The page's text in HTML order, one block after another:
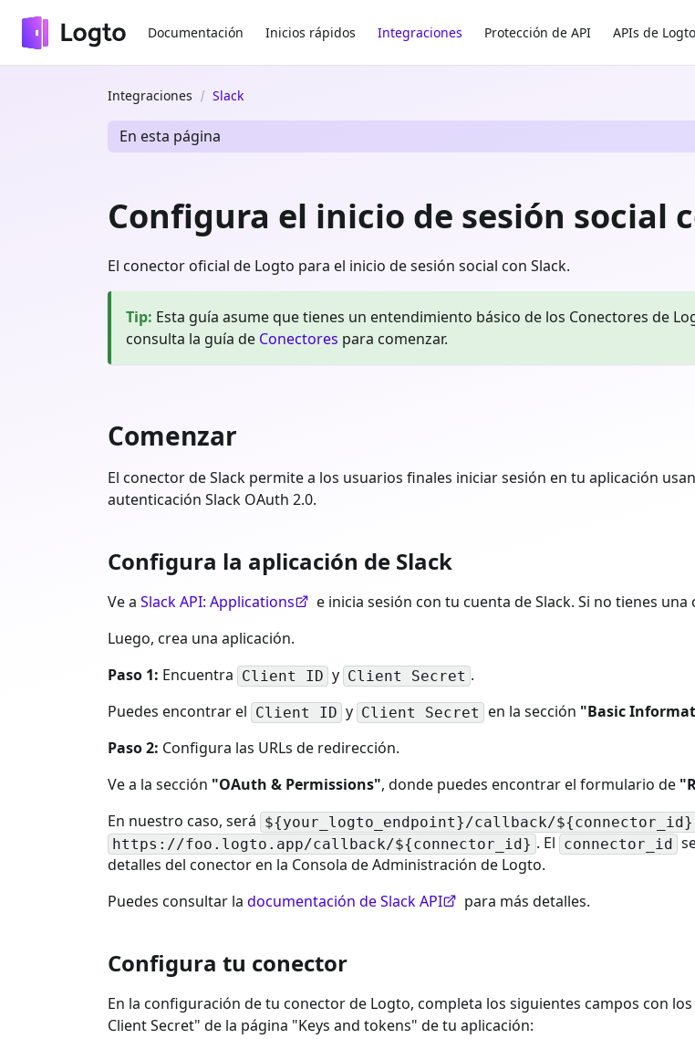
Documentación Inicios rápidos Integraciones Protección de API APIs de Logto
Integraciones Slack
En esta página
Configura el inicio de sesión social
El conector oficial de Logto para el inicio de sesión social con Slack.
Tip: Esta guía asume que tienes un entendimiento básico de los Conectores de
consulta la guía de Conectores para comenzar.
Comenzar
El conector de Slack permite a los usuarios finales iniciar sesión en tu aplicación
autenticación Slack OAuth 2.0.
Configura la aplicación de Slack
Ve a Slack API: Applications
e inicia sesión con tu cuenta de Slack. Si no tienes
Luego, crea una aplicación.
Paso 1: Encuentra Client ID y Client Secret .
Puedes encontrar el Client ID y Client Secret en la sección "Basic
Paso 2: Configura las URLs de redirección.
Ve a la sección "OAuth & Permissions", donde puedes encontrar el formulario de
En nuestro caso, será ${your_logto_endpoint}/callback/${connector_id}
https://foo.logto.app/callback/${connector_id} . El connector_id
detalles del conector en la Consola de Administración de Logto.
Puedes consultar la documentación de Slack API para más detalles.
Configura tu conector
En la configuración de tu conector de Logto, completa los siguientes campos con
Client Secret" de la página "Keys and tokens" de tu aplicación: